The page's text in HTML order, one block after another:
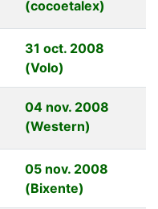
(cocoetalex)
31 oct. 2008
(Volo)
04 nov. 2008
(Western)
05 nov. 2008
(Bixente)